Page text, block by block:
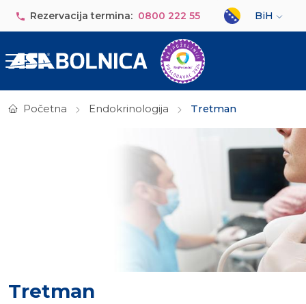
Rezervacija termina: 0800 222 55
Select your
BiH
Početna Endokrinologija Tretman
Tretman